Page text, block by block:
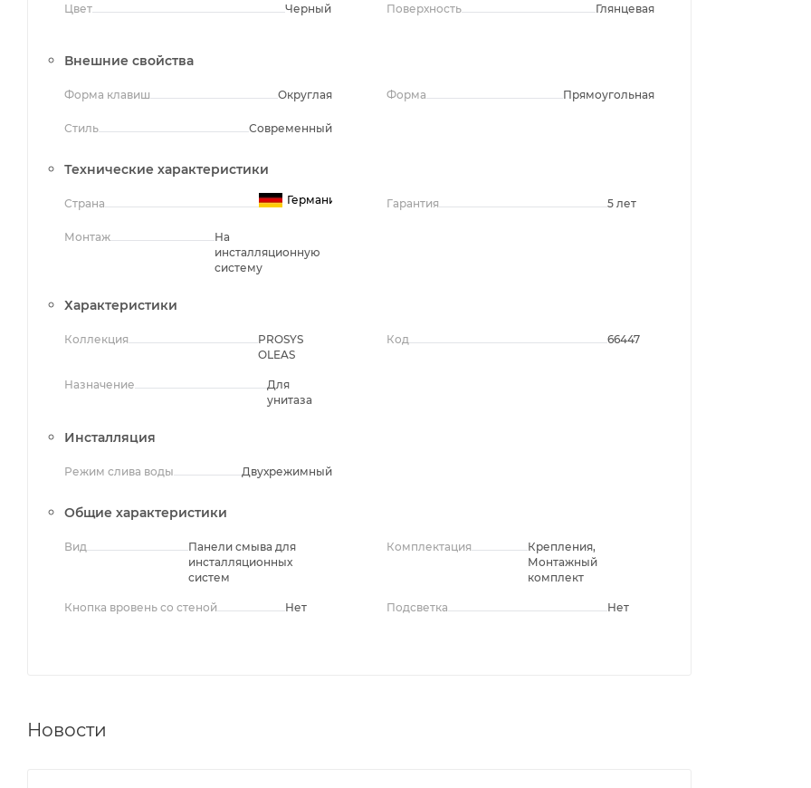
Цвет Черный Поверхность Глянцевая
Внешние свойства
Форма клавиш Округлая
Стиль Современный
Форма Прямоугольная
Технические характеристики
Страна Германия
Монтаж
На
инсталляционную
систему
Гарантия 5 лет
Характеристики
Коллекция
PROSYS
OLEAS
Назначение
Для
унитаза
Код 66447
Инсталляция
Режим слива воды Двухрежимный
Общие характеристики
Вид
Панели смыва для
инсталляционных
систем
Кнопка вровень со стеной Нет
Комплектация
Крепления,
Монтажный
комплект
Подсветка Нет
Новости